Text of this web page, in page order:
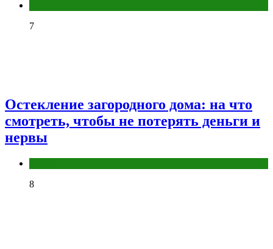
7
Остекление загородного дома: на что
смотреть, чтобы не потерять деньги и
нервы
8